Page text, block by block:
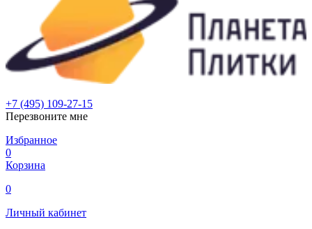
+7 (495) 109-27-15
Перезвоните мне
Избранное
0
Корзина
0
Личный кабинет